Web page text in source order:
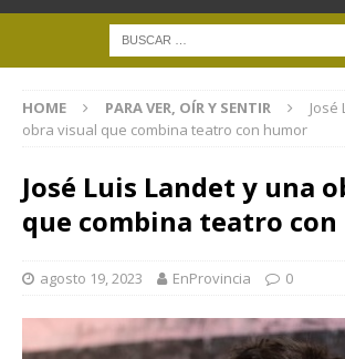
HOME PARA VER, OÍR Y SENTIR
José
obra visual que combina teatro con humor
José Luis Landet y una
que combina teatro
agosto 19, 2023 EnProvincia 0